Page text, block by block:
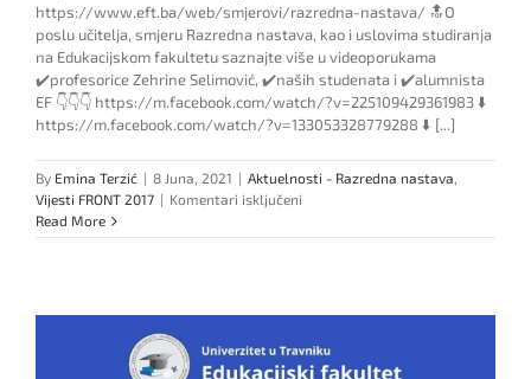
https://www.eft.ba/web/smjerovi/razredna-nastava/ 🔝O
poslu učitelja, smjeru Razredna nastava, kao i uslovima studiranja
na Edukacijskom fakultetu saznajte više u videoporukama
✔️profesorice Zehrine Selimović, ✔️naših studenata i ✔️alumnista
EF 👇👇👇 https://m.facebook.com/watch/?v=225109429361983 ⬇️
https://m.facebook.com/watch/?v=133053328779288 ⬇️ [...]
By Emina Terzić | 8 Juna, 2021 | Aktuelnosti - Razredna nastava,
Vijesti FRONT 2017 | Komentari isključeni
studijski
odgajaju
i
Read More